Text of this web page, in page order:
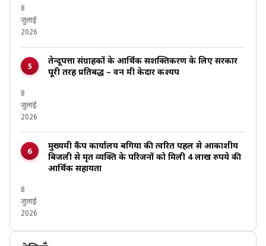
8
जुलाई
2026
तेन्दूपत्ता संग्राहकों के आर्थिक सशक्तिकरण के लिए सरकार
पूरी तरह प्रतिबद्ध – वन मंत्री केदार कश्यप
8
जुलाई
2026
मुख्यमंत्री कैंप कार्यालय बगिया की त्वरित पहल से आकाशीय
बिजली से मृत व्यक्ति के परिजनों को मिली 4 लाख रुपये की
आर्थिक सहायता
8
जुलाई
2026